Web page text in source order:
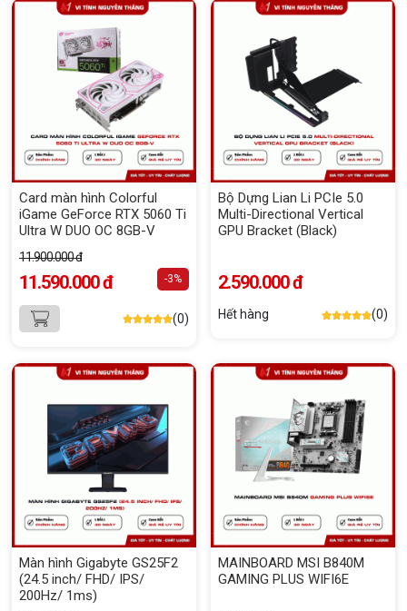
Card màn hình Colorful
iGame GeForce RTX 5060 Ti
Ultra W DUO OC 8GB-V
11.900.000 đ
11.590.000 đ -3%
(0)
Bộ Dựng Lian Li PCIe 5.0
Multi-Directional Vertical
GPU Bracket (Black)
2.590.000 đ
Hết hàng (0)
Màn hình Gigabyte GS25F2
(24.5 inch/ FHD/ IPS/
200Hz/ 1ms)
MAINBOARD MSI B840M
GAMING PLUS WIFI6E